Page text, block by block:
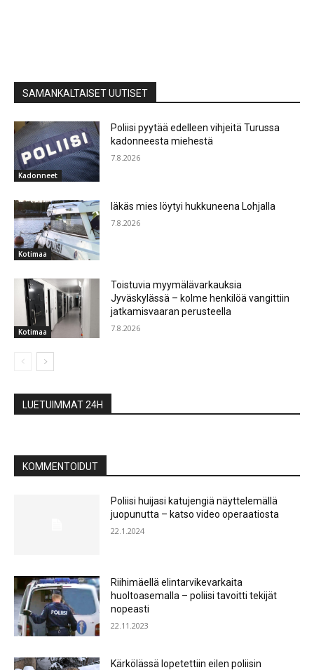
SAMANKALTAISET UUTISET
Kadonneet
Poliisi pyytää edelleen vihjeitä Turussa
kadonneesta miehestä
7.8.2026
Kotimaa
Iäkäs mies löytyi hukkuneena Lohjalla
7.8.2026
Kotimaa
Toistuvia myymälävarkauksia
Jyväskylässä – kolme henkilöä vangittiin
jatkamisvaaran perusteella
7.8.2026
LUETUIMMAT 24H
KOMMENTOIDUT
Poliisi huijasi katujengiä näyttelemällä
juopunutta – katso video operaatiosta
22.1.2024
Riihimäellä elintarvikevarkaita
huoltoasemalla – poliisi tavoitti tekijät
nopeasti
22.11.2023
Kärkölässä lopetettiin eilen poliisin